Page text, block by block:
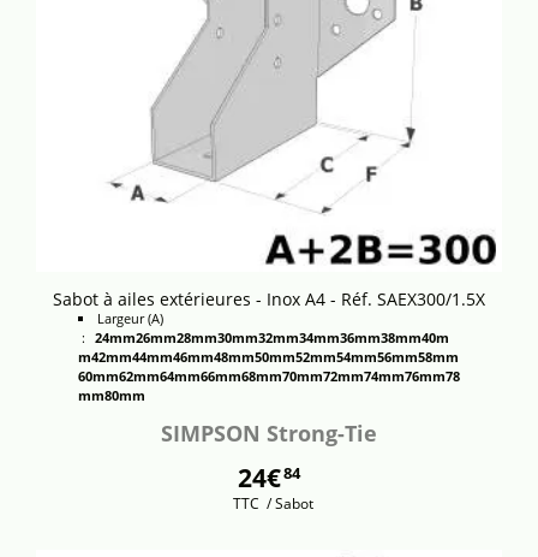
Sabot à ailes extérieures - Inox A4 - Réf. SAEX300/1.5X
Largeur (A)
: 24mm26mm28mm30mm32mm34mm36mm38mm40m
m42mm44mm46mm48mm50mm52mm54mm56mm58mm
60mm62mm64mm66mm68mm70mm72mm74mm76mm78
mm80mm
SIMPSON Strong-Tie
24€84
TTC / Sabot